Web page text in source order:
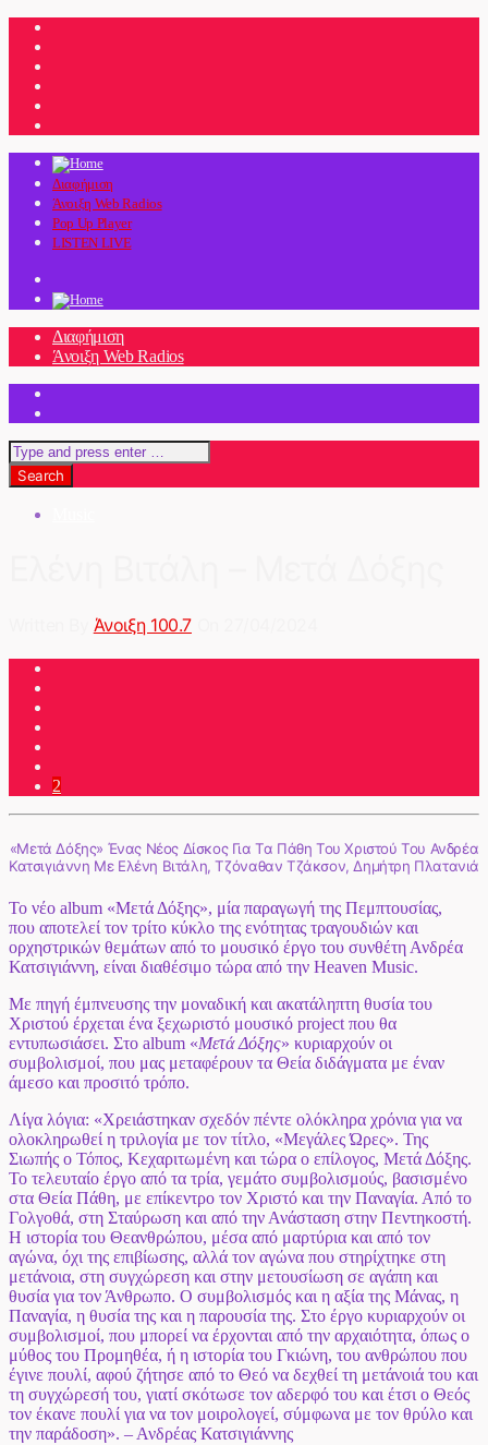
Διαφήμιση
Άνοιξη Web Radios
Pop Up Player
LISTEN LIVE
Διαφήμιση
Άνοιξη Web Radios
Άνοιξη 100.7On 27/04/2024
2
«Μετά Δόξης» Ένας Νέος Δίσκος Για Τα Πάθη Του Χριστού Του Ανδρέα
Κατσιγιάννη Με Ελένη Βιτάλη, Τζόναθαν Τζάκσον, Δημήτρη Πλατανιά
Το νέο album «Μετά Δόξης», μία παραγωγή της Πεμπτουσίας,
που αποτελεί τον τρίτο κύκλο της ενότητας τραγουδιών και
ορχηστρικών θεμάτων από το μουσικό έργο του συνθέτη Ανδρέα
Κατσιγιάννη, είναι διαθέσιμο τώρα από την Heaven Music.
Με πηγή έμπνευσης την μοναδική και ακατάληπτη θυσία του
Χριστού έρχεται ένα ξεχωριστό μουσικό project που θα
εντυπωσιάσει. Στο album «Μετά Δόξης» κυριαρχούν οι
συμβολισμοί, που μας μεταφέρουν τα Θεία διδάγματα με έναν
άμεσο και προσιτό τρόπο.
Λίγα λόγια: «Χρειάστηκαν σχεδόν πέντε ολόκληρα χρόνια για να
ολοκληρωθεί η τριλογία με τον τίτλο, «Μεγάλες Ώρες». Της
Σιωπής ο Τόπος, Κεχαριτωμένη και τώρα ο επίλογος, Μετά Δόξης.
Το τελευταίο έργο από τα τρία, γεμάτο συμβολισμούς, βασισμένο
στα Θεία Πάθη, με επίκεντρο τον Χριστό και την Παναγία. Από το
Γολγοθά, στη Σταύρωση και από την Ανάσταση στην Πεντηκοστή.
Η ιστορία του Θεανθρώπου, μέσα από μαρτύρια και από τον
αγώνα, όχι της επιβίωσης, αλλά τον αγώνα που στηρίχτηκε στη
μετάνοια, στη συγχώρεση και στην μετουσίωση σε αγάπη και
θυσία για τον Άνθρωπο. Ο συμβολισμός και η αξία της Μάνας, η
Παναγία, η θυσία της και η παρουσία της. Στο έργο κυριαρχούν οι
συμβολισμοί, που μπορεί να έρχονται από την αρχαιότητα, όπως ο
μύθος του Προμηθέα, ή η ιστορία του Γκιώνη, του ανθρώπου που
έγινε πουλί, αφού ζήτησε από το Θεό να δεχθεί τη μετάνοιά του και
τη συγχώρεσή του, γιατί σκότωσε τον αδερφό του και έτσι ο Θεός
τον έκανε πουλί για να τον μοιρολογεί, σύμφωνα με τον θρύλο και
την παράδοση». – Ανδρέας Κατσιγιάννης